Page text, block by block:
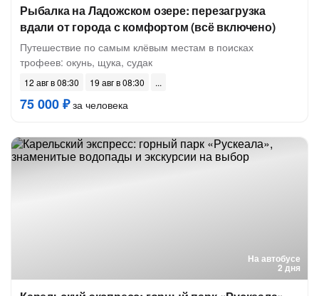
Рыбалка на Ладожском озере: перезагрузка
вдали от города с комфортом (всё включено)
Путешествие по самым клёвым местам в поисках
трофеев: окунь, щука, судак
12 авг в 08:30 19 авг в 08:30
75 000 ₽за человека
На автобусе
2 дня